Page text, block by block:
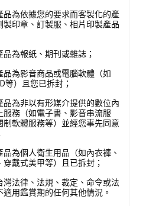
品為依據您的要求而客製化的產
製印章、訂製服、相片印製產品
品為報紙、期刊或雜誌；
品為影音商品或電腦軟體（如
等）且您已拆封；
品為非以有形媒介提供的數位內
服務（如電子書、影音串流服
制軟體服務等）並經您事先同意
品為個人衛生用品（如內衣褲、
穿戴式美甲等）且已拆封；
灣法律、法規、裁定、命令或法
適用鑑賞期的任何其他情況。